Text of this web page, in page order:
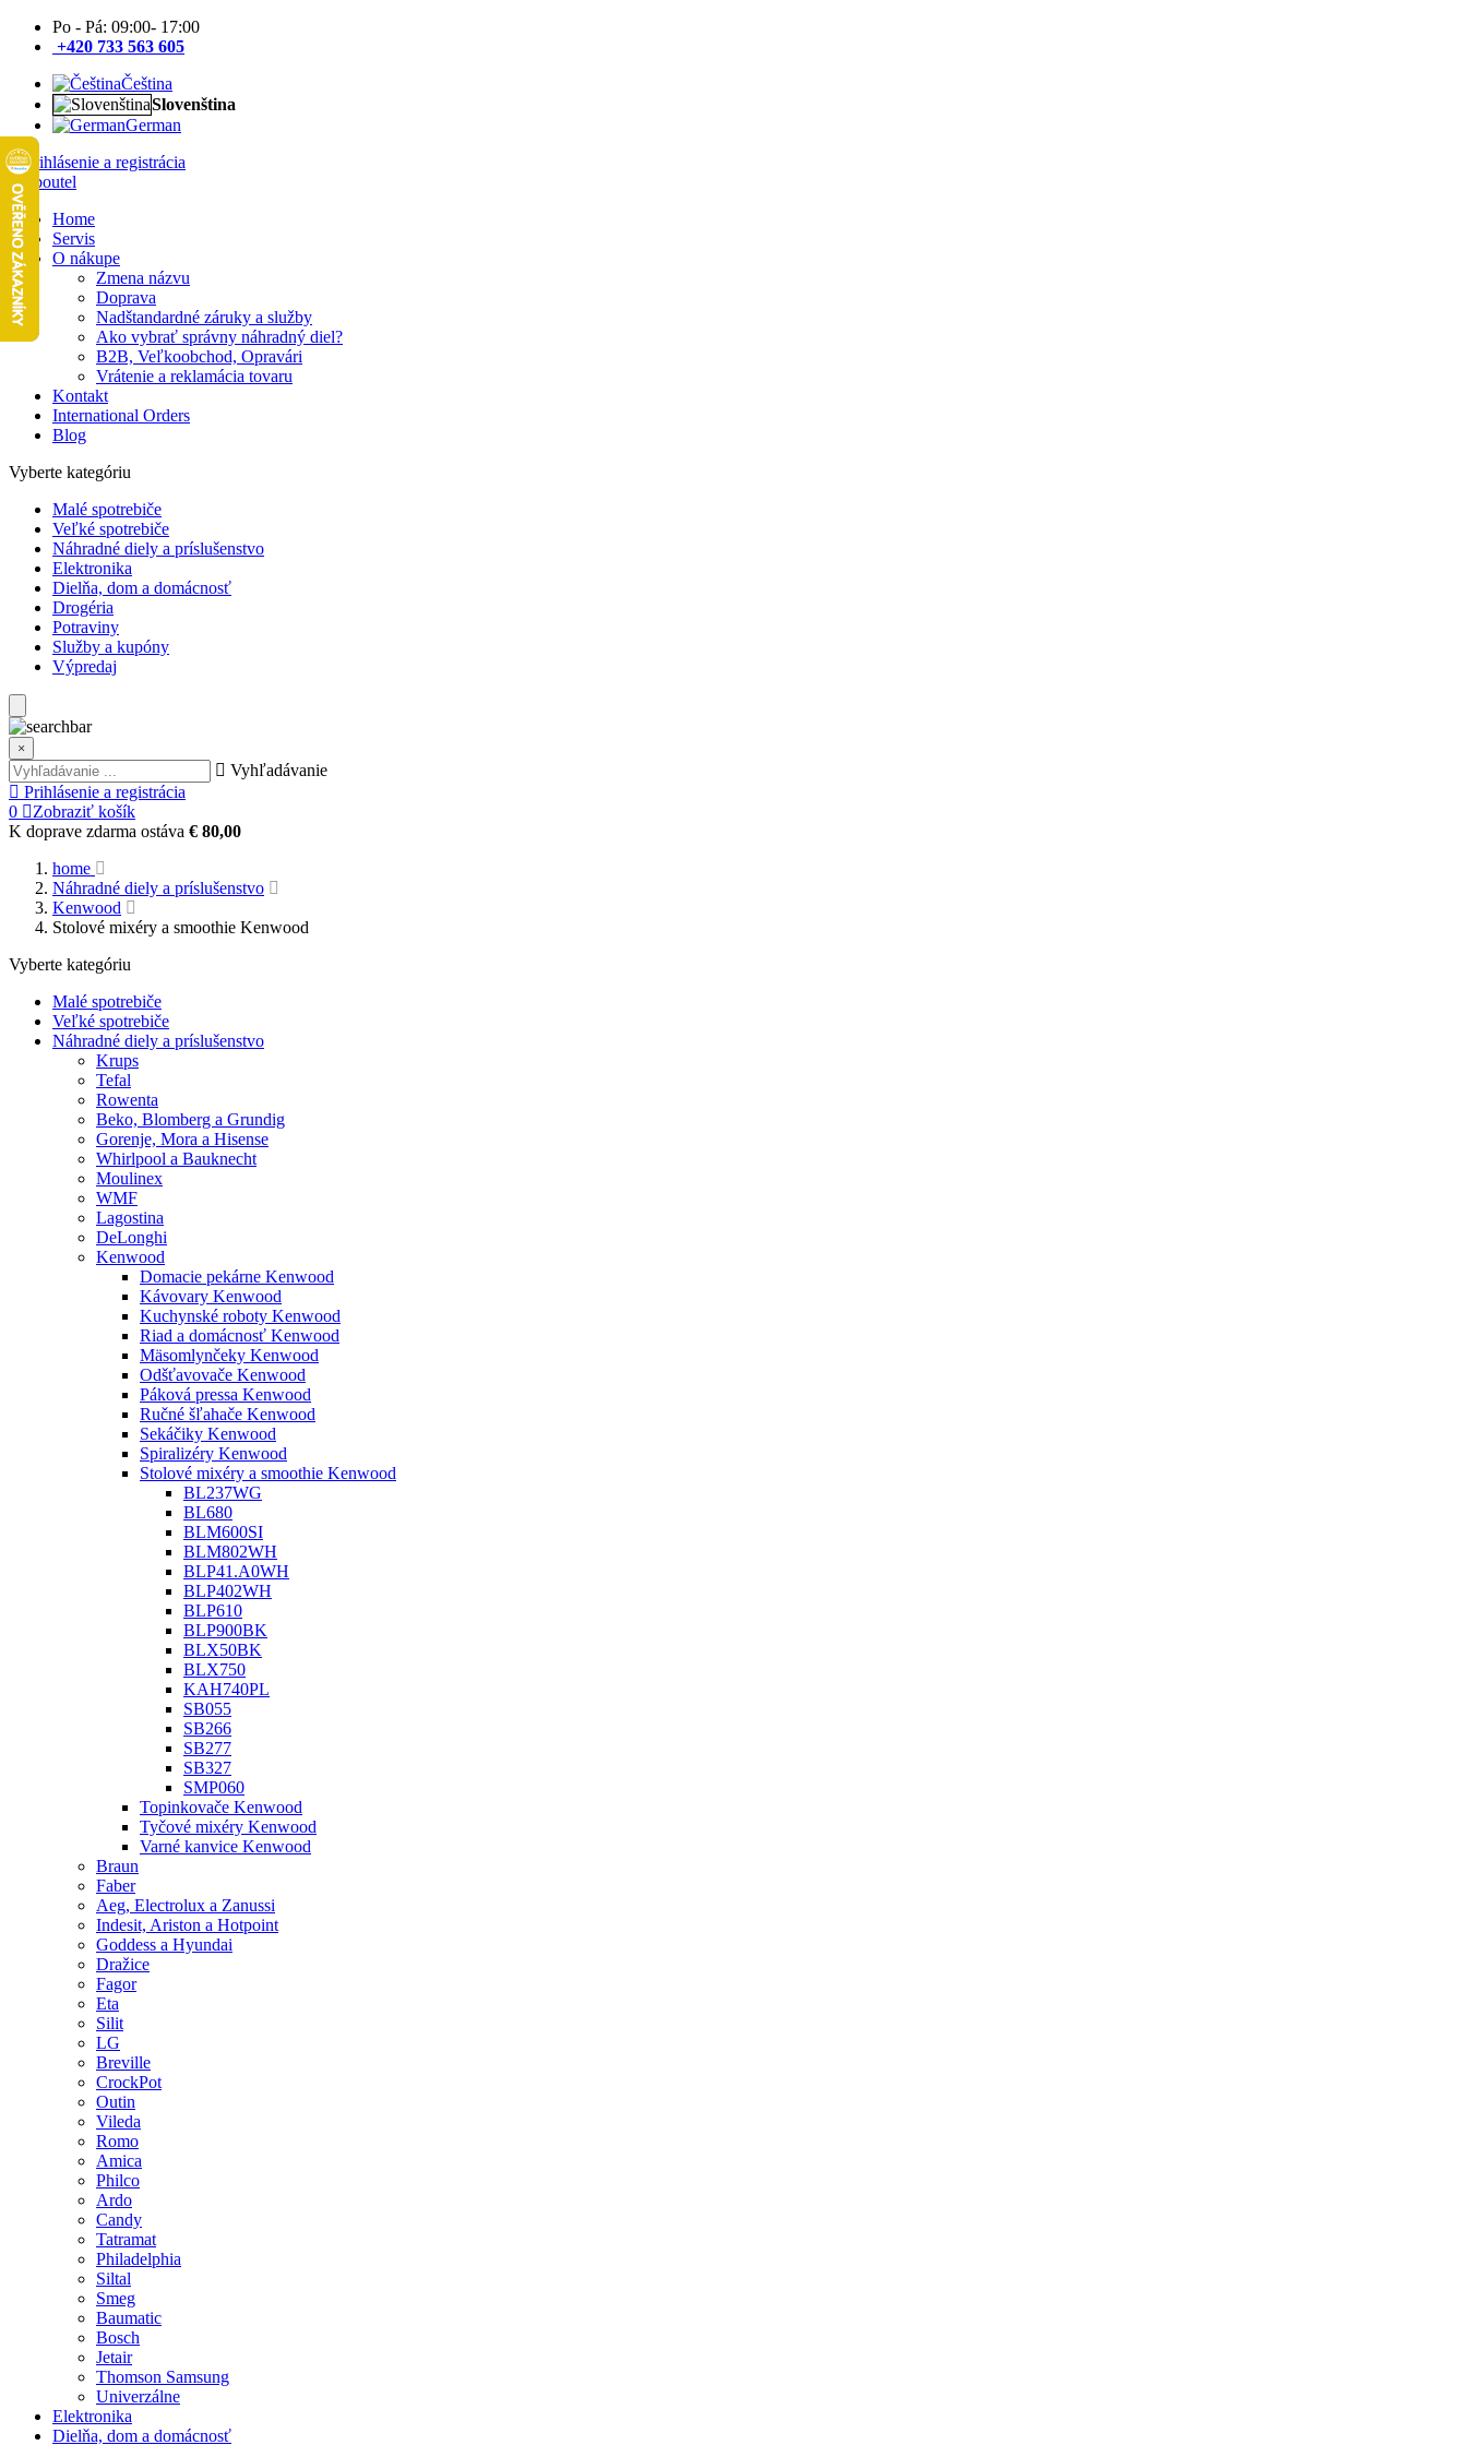
Po - Pá: 09:00- 17:00
+420 733 563 605
Čeština
Slovenština
German
Prihlásenie a registrácia
Home
Servis
O nákupe
Zmena názvu
Doprava
Nadštandardné záruky a služby
Ako vybrať správny náhradný diel?
B2B, Veľkoobchod, Opravári
Vrátenie a reklamácia tovaru
Kontakt
International Orders
Blog
Vyberte kategóriu
Malé spotrebiče
Veľké spotrebiče
Náhradné diely a príslušenstvo
Elektronika
Dielňa, dom a domácnosť
Drogéria
Potraviny
Služby a kupóny
Výpredaj
×
Vyhľadávanie
Prihlásenie a registrácia
0
Zobraziť košík
K doprave zdarma ostáva € 80,00
home
Náhradné diely a príslušenstvo
Kenwood
Stolové mixéry a smoothie Kenwood
Vyberte kategóriu
Malé spotrebiče
Veľké spotrebiče
Náhradné diely a príslušenstvo
Krups
Tefal
Rowenta
Beko, Blomberg a Grundig
Gorenje, Mora a Hisense
Whirlpool a Bauknecht
Moulinex
WMF
Lagostina
DeLonghi
Kenwood
Domacie pekárne Kenwood
Kávovary Kenwood
Kuchynské roboty Kenwood
Riad a domácnosť Kenwood
Mäsomlynčeky Kenwood
Odšťavovače Kenwood
Páková pressa Kenwood
Ručné šľahače Kenwood
Sekáčiky Kenwood
Spiralizéry Kenwood
Stolové mixéry a smoothie Kenwood
BL237WG
BL680
BLM600SI
BLM802WH
BLP41.A0WH
BLP402WH
BLP610
BLP900BK
BLX50BK
BLX750
KAH740PL
SB055
SB266
SB277
SB327
SMP060
Topinkovače Kenwood
Tyčové mixéry Kenwood
Varné kanvice Kenwood
Braun
Faber
Aeg, Electrolux a Zanussi
Indesit, Ariston a Hotpoint
Goddess a Hyundai
Dražice
Fagor
Eta
Silit
LG
Breville
CrockPot
Outin
Vileda
Romo
Amica
Philco
Ardo
Candy
Tatramat
Philadelphia
Siltal
Smeg
Baumatic
Bosch
Jetair
Thomson Samsung
Univerzálne
Elektronika
Dielňa, dom a domácnosť